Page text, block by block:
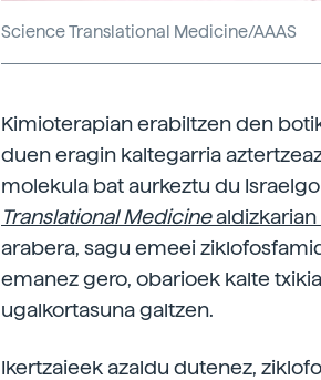
Science Translational Medicine/AAAS
Kimioterapian erabiltzen den
duen eragin kaltegarria
molekula bat aurkeztu du
Translational Medicinealdizkarian
arabera, sagu emeei
emanez gero, obarioek kalte
ugalkortasuna galtzen.
Ikertzaieek azaldu dutenez,